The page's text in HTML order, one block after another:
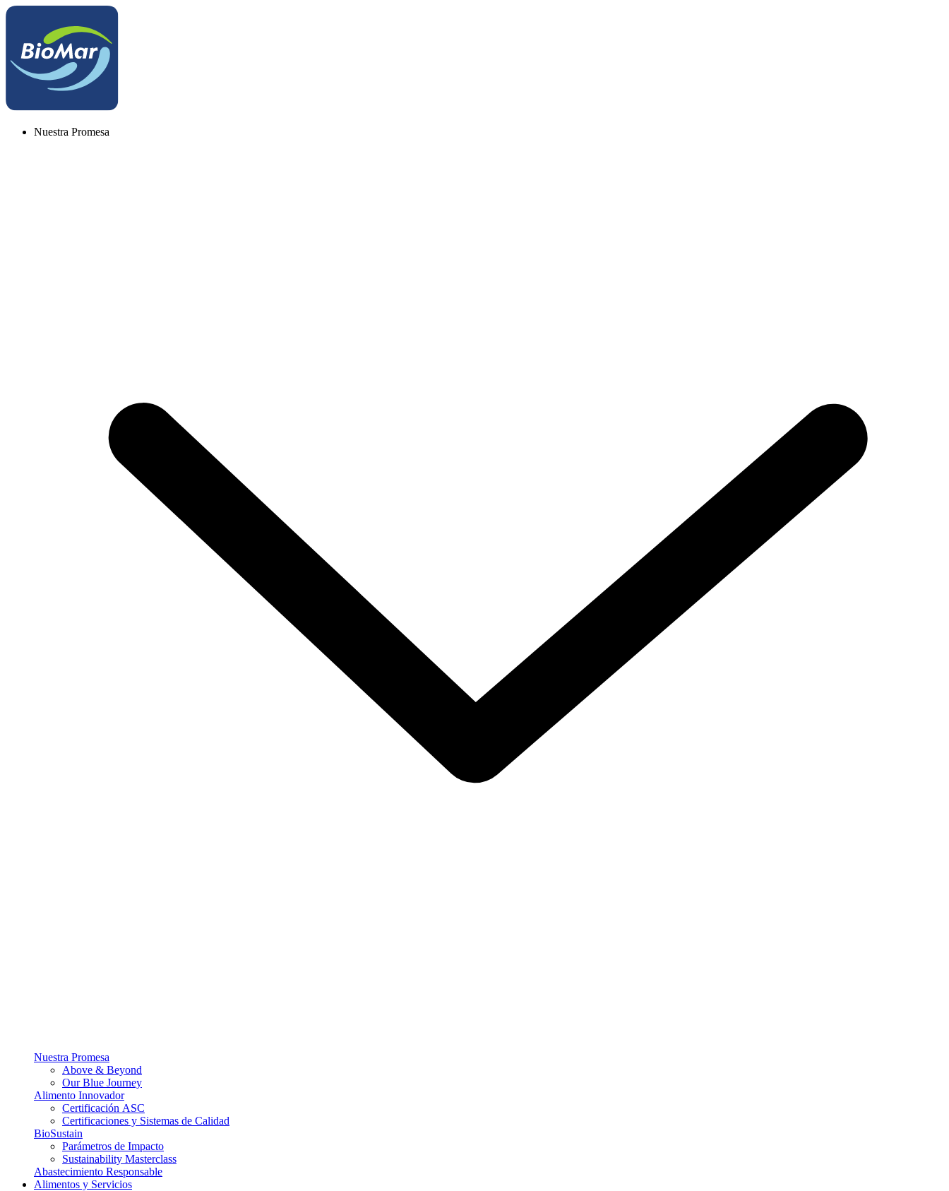
Nuestra Promesa
Nuestra Promesa
Above & Beyond
Our Blue Journey
Alimento Innovador
Certificación ASC
Certificaciones y Sistemas de Calidad
BioSustain
Parámetros de Impacto
Sustainability Masterclass
Abastecimiento Responsable
Alimentos y Servicios